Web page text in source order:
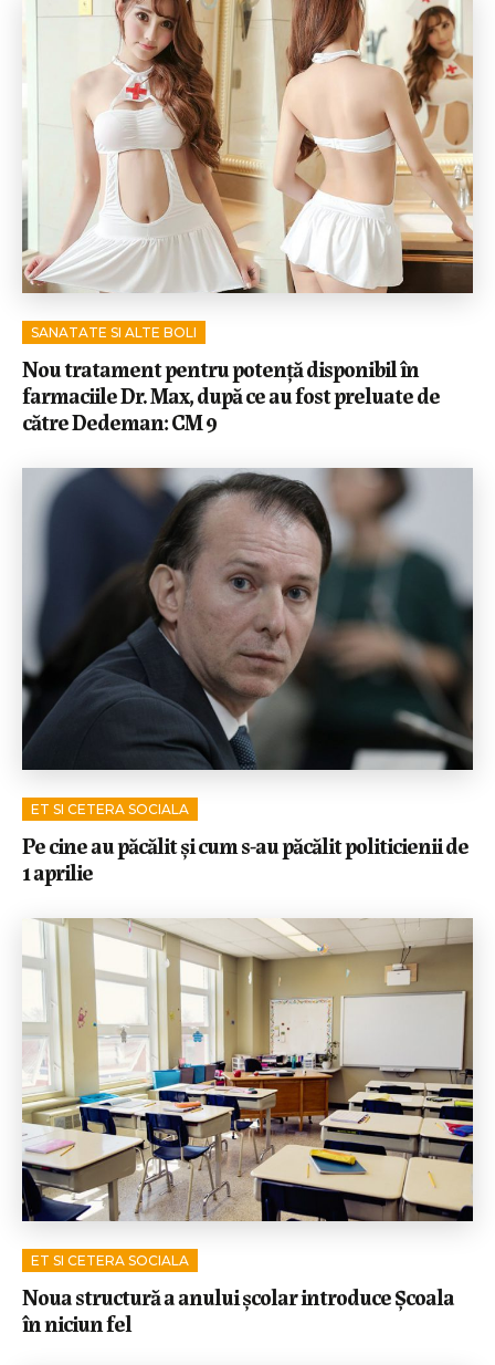
SANATATE SI ALTE BOLI
Nou tratament pentru potență disponibil în
farmaciile Dr. Max, după ce au fost preluate de
către Dedeman: CM 9
ET SI CETERA SOCIALA
Pe cine au păcălit și cum s-au păcălit politicienii de
1 aprilie
ET SI CETERA SOCIALA
Noua structură a anului școlar introduce Școala
în niciun fel